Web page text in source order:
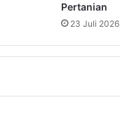
Pertanian
23 Juli 2026